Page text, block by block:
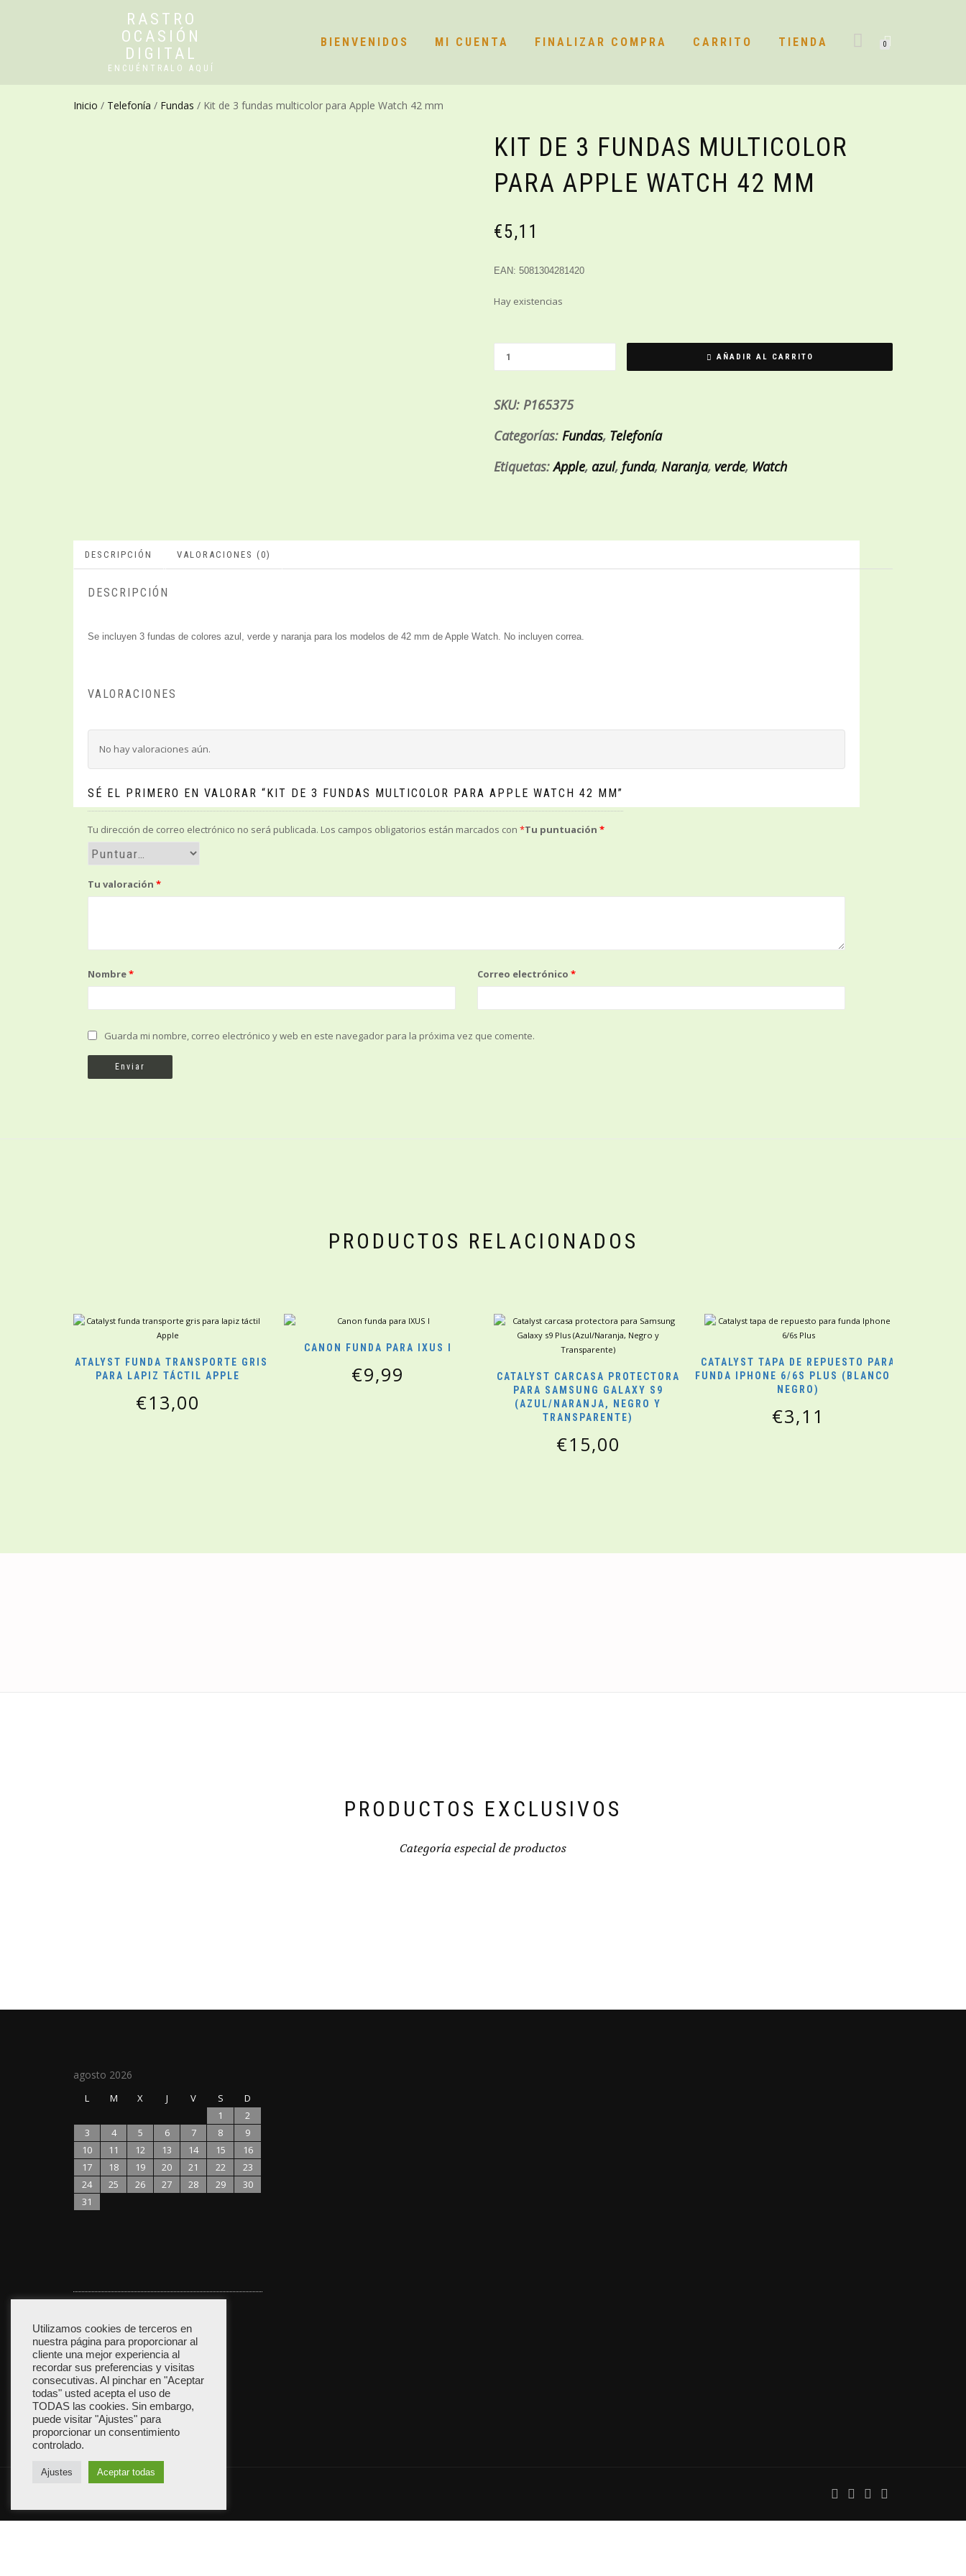
RASTRO
OCASIÓN
DIGITAL
ENCUÉNTRALO AQUÍ
BIENVENIDOS MI CUENTA FINALIZAR COMPRA CARRITO TIENDA 0
Inicio / Telefonía / Fundas / Kit de 3 fundas multicolor para Apple Watch 42 mm
KIT DE 3 FUNDAS MULTICOLOR
PARA APPLE WATCH 42 MM
€5,11
EAN: 5081304281420
Hay existencias
AÑADIR AL CARRITO
SKU: P165375
Categorías: Fundas, Telefonía
Etiquetas:Apple, azul, funda, Naranja, verde, Watch
DESCRIPCIÓN VALORACIONES (0)
DESCRIPCIÓN
Se incluyen 3 fundas de colores azul, verde y naranja para los modelos de 42 mm de Apple Watch. No incluyen correa.
VALORACIONES
No hay valoraciones aún.
SÉ EL PRIMERO EN VALORAR “KIT DE 3 FUNDAS MULTICOLOR PARA APPLE WATCH 42 MM”
Tu dirección de correo electrónico no será publicada. Los campos obligatorios están marcados con *Tu puntuación *
Tu valoración *
Nombre* Correo electrónico*
Guarda mi nombre, correo electrónico y web en este navegador para la próxima vez que comente.
PRODUCTOS RELACIONADOS
CATALYST FUNDA TRANSPORTE GRIS
PARA LAPIZ TÁCTIL APPLE
€13,00
CANON FUNDA PARA IXUS I
€9,99
CATALYST CARCASA PROTECTORA
PARA SAMSUNG GALAXY S9
(AZUL/NARANJA, NEGRO Y
TRANSPARENTE)
€15,00
CATALYST TAPA DE REPUESTO PARA
FUNDA IPHONE 6/6S PLUS (BLANCO Y
NEGRO)
€3,11
PRODUCTOS EXCLUSIVOS
Categoría especial de productos
agosto 2026
L M X J V S
D
1
2
3
4 5 6 7 8
9
10
11 12 13 14 15
16
17
18 19 20 21 22
23
24
25 26 27 28 29
30
31
Política de cookies
funciona con
Utilizamos cookies de terceros en
nuestra página para proporcionar al
cliente una mejor experiencia al
recordar sus preferencias y visitas
consecutivas. Al pinchar en "Aceptar
todas" usted acepta el uso de
TODAS las cookies. Sin embargo,
puede visitar "Ajustes" para
proporcionar un consentimiento
controlado.
Ajustes Aceptar todas